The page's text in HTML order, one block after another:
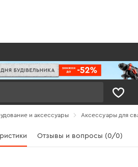
и аксессуары Аксессуары для
Отзывы и вопросы (0/0)